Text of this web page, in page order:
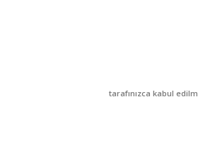
tarafınızca kabul